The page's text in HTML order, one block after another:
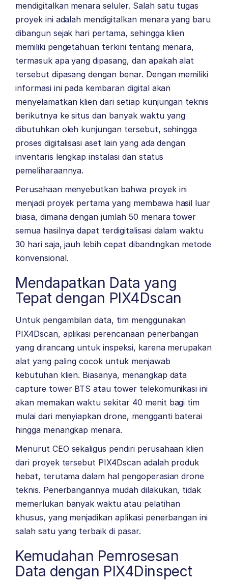
mendigitalkan menara seluler. Salah satu tugas
proyek ini adalah mendigitalkan menara yang baru
dibangun sejak hari pertama, sehingga klien
memiliki pengetahuan terkini tentang menara,
termasuk apa yang dipasang, dan apakah alat
tersebut dipasang dengan benar. Dengan memiliki
informasi ini pada kembaran digital akan
menyelamatkan klien dari setiap kunjungan teknis
berikutnya ke situs dan banyak waktu yang
dibutuhkan oleh kunjungan tersebut, sehingga
proses digitalisasi aset lain yang ada dengan
inventaris lengkap instalasi dan status
pemeliharaannya.
Perusahaan menyebutkan bahwa proyek ini
menjadi proyek pertama yang membawa hasil luar
biasa, dimana dengan jumlah 50 menara tower
semua hasilnya dapat terdigitalisasi dalam waktu
30 hari saja, jauh lebih cepat dibandingkan metode
konvensional.
Mendapatkan Data yang
Tepat dengan PIX4Dscan
Untuk pengambilan data, tim menggunakan
PIX4Dscan, aplikasi perencanaan penerbangan
yang dirancang untuk inspeksi, karena merupakan
alat yang paling cocok untuk menjawab
kebutuhan klien. Biasanya, menangkap data
capture tower BTS atau tower telekomunikasi ini
akan memakan waktu sekitar 40 menit bagi tim
mulai dari menyiapkan drone, mengganti baterai
hingga menangkap menara.
Menurut CEO sekaligus pendiri perusahaan klien
dari proyek tersebut PIX4Dscan adalah produk
hebat, terutama dalam hal pengoperasian drone
teknis. Penerbangannya mudah dilakukan, tidak
memerlukan banyak waktu atau pelatihan
khusus, yang menjadikan aplikasi penerbangan ini
salah satu yang terbaik di pasar.
Kemudahan Pemrosesan
Data dengan PIX4Dinspect